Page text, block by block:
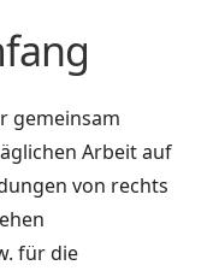
gemeinsam
Arbeit auf
von rechts
für die